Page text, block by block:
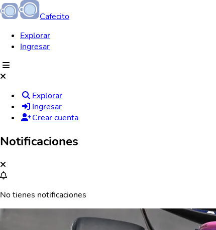
Cafecito
Explorar
Ingresar
Explorar
Ingresar
Crear cuenta
Notificaciones
No tienes notificaciones